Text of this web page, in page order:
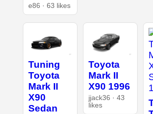
e86 · 63 likes
Tuning
Toyota
Mark II
X90
Sedan
Toyota
Mark II
X90 1996
jjack36 · 43
likes